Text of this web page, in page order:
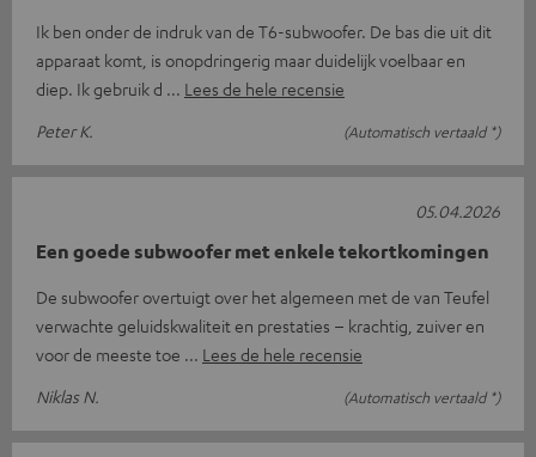
Ik ben onder de indruk van de T6-subwoofer. De bas die uit dit
apparaat komt, is onopdringerig maar duidelijk voelbaar en
diep. Ik gebruik d
Lees de hele recensie
Peter K.
(Automatisch vertaald *)
Een goede subwoofer met enkele tekortkomingen
De subwoofer overtuigt over het algemeen met de van Teufel
verwachte geluidskwaliteit en prestaties – krachtig, zuiver en
voor de meeste toe
Lees de hele recensie
Niklas N.
(Automatisch vertaald *)
05.04.2026